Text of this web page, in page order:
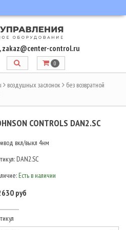
,zakaz@center-control.ru
0
воздушных заслонок
без возвратной
CONTROLS DAN2.SC
вкл/выкл 4нм
DAN2.SC
Есть в наличии
руб